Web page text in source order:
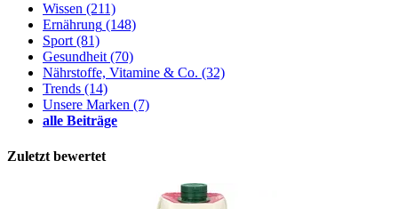
Wissen (211)
Ernährung (148)
Sport(81)
Gesundheit(70)
Nährstoffe, Vitamine & Co. (32)
Trends (14)
Unsere Marken (7)
alle Beiträge
Zuletzt bewertet